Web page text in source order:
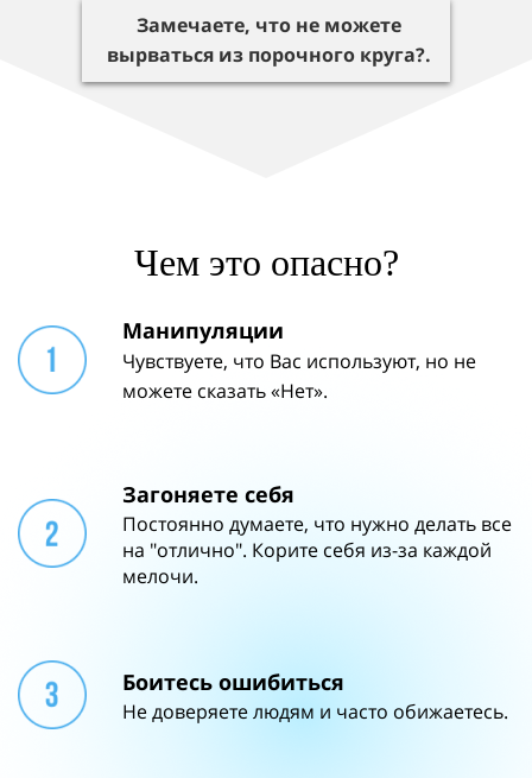
Замечаете, что не можете
вырваться из порочного круга?.
Чем это опасно?
Манипуляции
Чувствуете, что Вас используют, но не
можете сказать «Нет».
Загоняете себя
Постоянно думаете, что нужно делать все
на "отлично". Корите себя из-за каждой
мелочи.
Боитесь ошибиться
Не доверяете людям и часто обижаетесь.